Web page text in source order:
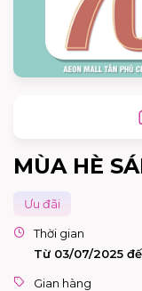
MÙA HÈ
Ưu đãi
Thời gian
Từ 03/07/2025
Gian hàng